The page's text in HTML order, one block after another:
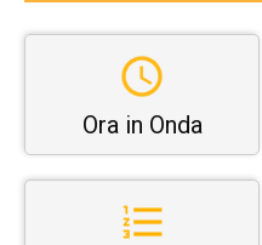
Ora in Onda